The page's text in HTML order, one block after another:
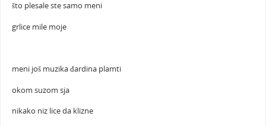
što plesale ste samo meni
grlice mile moje
meni još muzika đardina plamti
okom suzom sja
nikako niz lice da klizne